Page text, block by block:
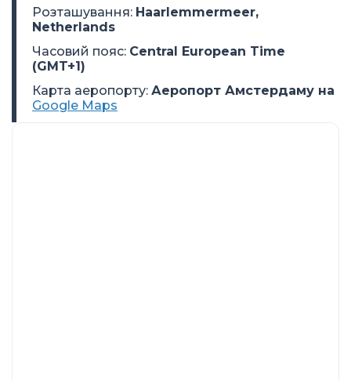
Розташування: Haarlemmermeer,
Netherlands
Часовий пояс: Central European Time
(GMT+1)
Карта аеропорту: Аеропорт Амстердаму на
Google Maps